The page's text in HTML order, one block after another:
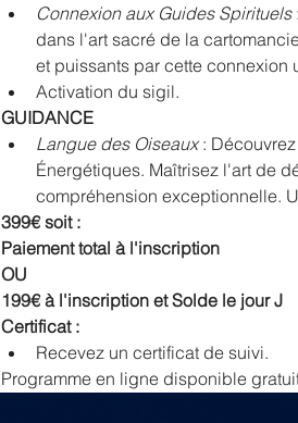
Connexion aux Guides Spirituels
dans l'art sacré de la
et puissants par cette connexion
Activation du sigil.
GUIDANCE
Langue des Oiseaux : Découvrez
Énergétiques. Maîtrisez l'art de
compréhension exceptionnelle.
399€ soit :
Paiement total à l'inscription
OU
199€ à l'inscription et Solde le jour J
Certificat :
Recevez un certificat de suivi.
Programme en ligne disponible